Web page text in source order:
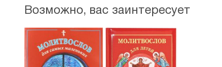
Возможно, вас заинтересует